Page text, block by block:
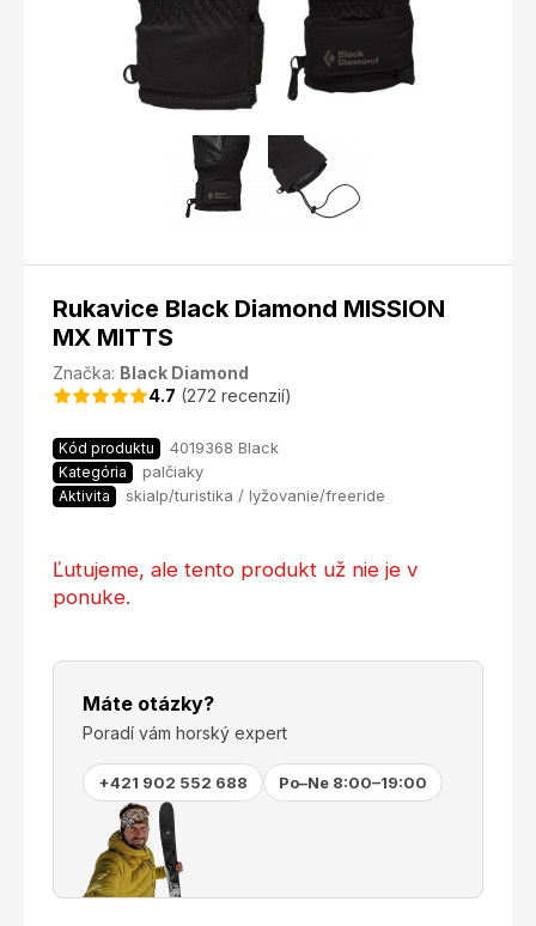
Rukavice Black Diamond MISSION
MX MITTS
Značka: Black Diamond
4.7 (272 recenzií)
Kód produktu 4019368 Black
Kategória palčiaky
Aktivita skialp/turistika / lyžovanie/freeride
Ľutujeme, ale tento produkt už nie je v
ponuke.
Máte otázky?
Poradí vám horský expert
+421 902 552 688 Po–Ne 8:00–19:00